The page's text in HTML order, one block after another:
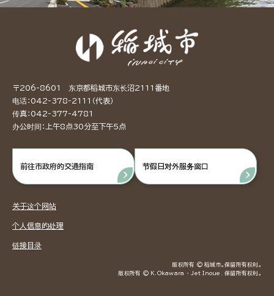
〒206-8601 东京都稻城市东长沼2111番地
电话：042-378-2111（代表）
传真：042-377-4781
办公时间：上午8点30分至下午5点
前往市政府的交通指南 节假日对外服务窗口
关于这个网站
个人信息的处理
链接目录
版权所有 © 稻城市。保留所有权利。
版权所有 © K.Okawara ・ Jet Inoue. 保留所有权利。